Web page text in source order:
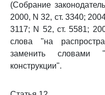
(Собрание
2000, N 32, ст. 3340;
3117; N 52, ст. 5581;
слова "на
заменить словами
конструкции".